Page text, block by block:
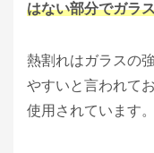
はない部分でガラ
熱割れはガラスの
やすいと言われて
使用されています。